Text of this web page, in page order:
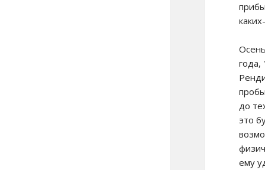
года,
до
это
ему